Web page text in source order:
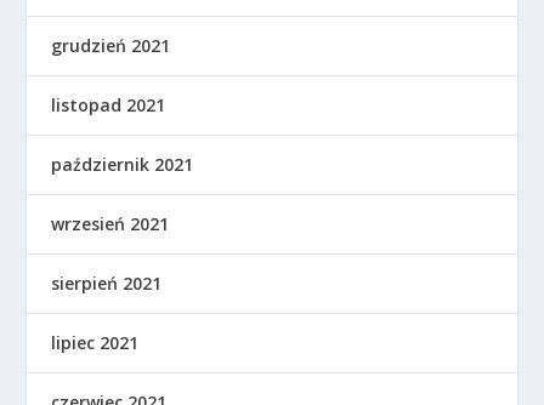
grudzień 2021
listopad 2021
październik 2021
wrzesień 2021
sierpień 2021
lipiec 2021